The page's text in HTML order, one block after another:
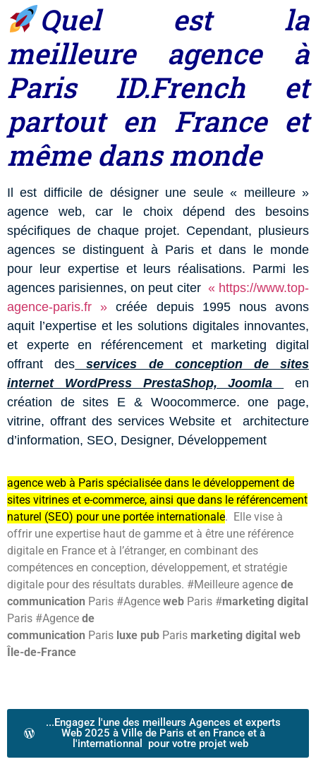
Quel est la
meilleure agence à
Paris ID.French et
partout en France et
même dans monde
Il est difficile de désigner une seule « meilleure »
agence web, car le choix dépend des besoins
spécifiques de chaque projet. Cependant, plusieurs
agences se distinguent à Paris et dans le monde
pour leur expertise et leurs réalisations. Parmi les
agences parisiennes, on peut citer « https://www.top-
agence-paris.fr » créée depuis 1995 nous avons
aquit l’expertise et les solutions digitales innovantes,
et experte en référencement et marketing digital
offrant des services de conception de sites
internet WordPress PrestaShop, Joomla
en
création de sites E & Woocommerce. one page,
vitrine, offrant des services Website et architecture
d’information, SEO, Designer, Développement
agence web à Paris spécialisée dans le développement de
sites vitrines et e-commerce, ainsi que dans le référencement
naturel (SEO) pour une portée internationale. Elle vise à
offrir une expertise haut de gamme et à être une référence
digitale en France et à l’étranger, en combinant des
compétences en conception, développement, et stratégie
digitale pour des résultats durables. #Meilleure agence de
communication Paris #Agence web Paris #marketing digital
Paris #Agence de
communication Paris luxe pub Paris marketing digital web
Île-de-France
...Engagez l'une des meilleurs Agences et experts
Web 2025 à Ville de Paris et en France et à
l'internationnal pour votre projet web